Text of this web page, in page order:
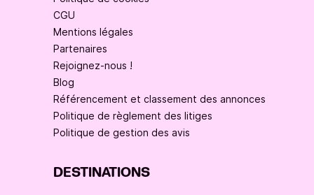
CGU
Mentions légales
Partenaires
Rejoignez-nous !
Blog
Référencement et classement des annonces
Politique de règlement des litiges
Politique de gestion des avis
DESTINATIONS